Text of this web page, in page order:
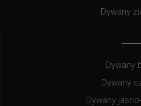
Dywany
Dywany
Dywany
Dywany